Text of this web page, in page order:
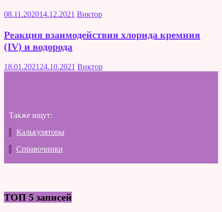
08.11.202014.12.2021 Виктор
Реакция взаимодействия хлорида кремния
(IV) и водорода
18.01.2021 24.10.2021 Виктор
Также ищут:
Калькуляторы
Справочники
ТОП 5 записей